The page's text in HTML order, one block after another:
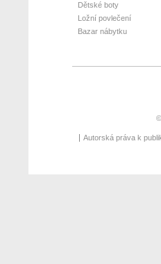
Dětské boty
Ložní povlečení
Bazar nábytku
Autorská práva k